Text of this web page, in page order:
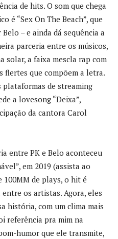
de hits. O som que chega
é “Sex On The Beach”, que
– e ainda dá sequência a
parceria entre os músicos,
solar, a faixa mescla rap com
flertes que compõem a letra.
plataformas de streaming
a lovesong “Deixa”,
da cantora Carol
entre PK e Belo aconteceu
em 2019 (assista ao
100MM de plays, o hit é
os artistas. Agora, eles
história, com um clima mais
referência pra mim na
humor que ele transmite,